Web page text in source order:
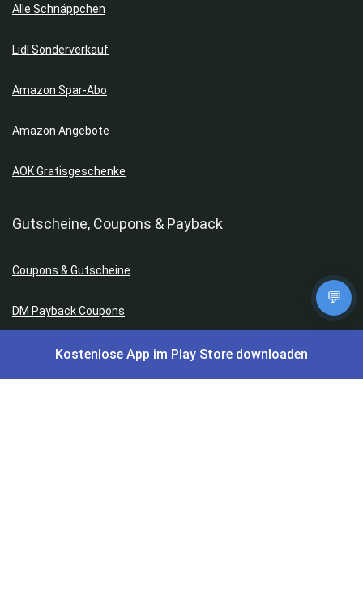
Alle Schnäppchen
Lidl Sonderverkauf
Amazon Spar-Abo
Amazon Angebote
AOK Gratisgeschenke
Gutscheine, Coupons & Payback
Coupons & Gutscheine
DM Payback Coupons
Aral Payback Coupons
💬
Kostenlose App im Play Store downloaden